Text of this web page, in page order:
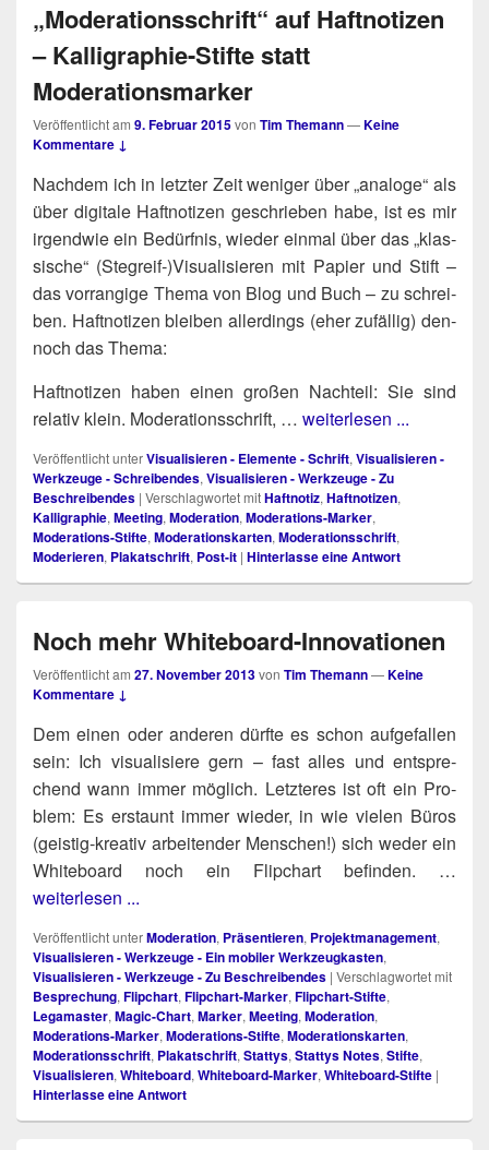
„Moderationsschrift“ auf Haftnotizen
– Kalligraphie-Stifte statt
Moderationsmarker
Veröffentlicht am 9. Februar 2015von Tim Themann—Keine
Kommentare ↓
Nach­dem ich in letz­ter Zeit weni­ger über „ana­lo­ge“ als
über digi­ta­le Haft­no­ti­zen geschrie­ben habe, ist es mir
irgend­wie ein Bedürf­nis, wie­der ein­mal über das „klas­
si­sche“ (Stegreif‑)​Visualisieren mit Papier und Stift –
das vor­ran­gi­ge The­ma von Blog und Buch – zu schrei­
ben. Haft­no­ti­zen blei­ben aller­dings (eher zufäl­lig) den­
noch das Thema:
Haft­no­ti­zen haben einen gro­ßen Nach­teil: Sie sind
rela­tiv klein. Mode­ra­ti­ons­schrift, … weiterlesen ...
Veröffentlicht unterVisualisieren - Elemente - Schrift, Visualisieren -
Werkzeuge - Schreibendes, Visualisieren - Werkzeuge - Zu
Beschreibendes | Verschlagwortet mitHaftnotiz, Haftnotizen,
Kalligraphie, Meeting, Moderation, Moderations-Marker,
Moderations-Stifte, Moderationskarten, Moderationsschrift,
Moderieren, Plakatschrift, Post-it | Hinterlasse eine Antwort
Noch mehr Whiteboard-Innovationen
Veröffentlicht am 27. November 2013von Tim Themann—Keine
Kommentare ↓
Dem einen oder ande­ren dürf­te es schon auf­ge­fal­len
sein: Ich visua­li­sie­re gern – fast alles und ent­spre­
chend wann immer mög­lich. Letz­te­res ist oft ein Pro­
blem: Es erstaunt immer wie­der, in wie vie­len Büros
(geis­tig-krea­tiv arbei­ten­der Men­schen!) sich weder ein
White­board noch ein Flip­chart befin­den. …
weiterlesen ...
Veröffentlicht unterModeration, Präsentieren, Projektmanagement,
Visualisieren - Werkzeuge - Ein mobiler Werkzeugkasten,
Visualisieren - Werkzeuge - Zu Beschreibendes | Verschlagwortet mit
Besprechung, Flipchart, Flipchart-Marker, Flipchart-Stifte,
Legamaster, Magic-Chart, Marker, Meeting, Moderation,
Moderations-Marker, Moderations-Stifte, Moderationskarten,
Moderationsschrift, Plakatschrift, Stattys, Stattys Notes, Stifte,
Visualisieren, Whiteboard, Whiteboard-Marker, Whiteboard-Stifte |
Hinterlasse eine Antwort